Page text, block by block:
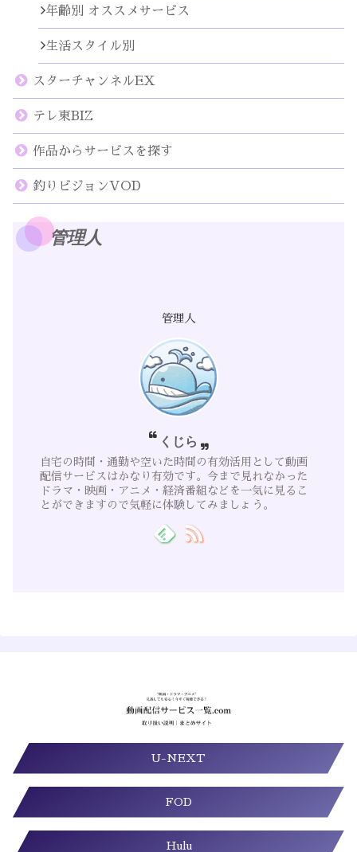
年齢別 オススメサービス
生活スタイル別
スターチャンネルEX
テレ東BIZ
作品からサービスを探す
釣りビジョンVOD
管理人
管理人
くじら
自宅の時間・通勤や空いた時間の有効活用として動画
配信サービスはかなり有効です。今まで見れなかった
ドラマ・映画・アニメ・経済番組などを一気に見るこ
とができますので気軽に体験してみましょう。
U-NEXT
FOD
Hulu